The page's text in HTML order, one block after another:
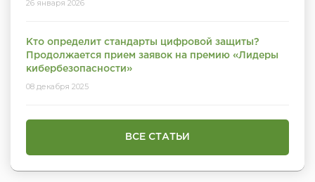
26 января 2026
Кто определит стандарты цифровой защиты?
Продолжается прием заявок на премию «Лидеры
кибербезопасности»
08 декабря 2025
ВСЕ СТАТЬИ